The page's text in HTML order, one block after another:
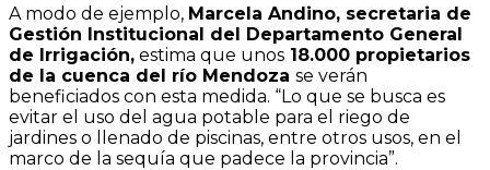
A modo de ejemplo, Marcela Andino, secretaria de
Gestión Institucional del Departamento General
de Irrigación, estima que unos 18.000 propietarios
de la cuenca del río Mendoza se verán
beneficiados con esta medida. “Lo que se busca es
evitar el uso del agua potable para el riego de
jardines o llenado de piscinas, entre otros usos, en el
marco de la sequía que padece la provincia”.